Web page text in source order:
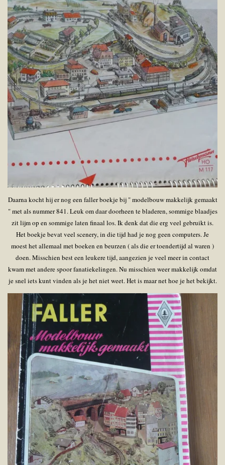
Daarna kocht hij er nog een faller boekje bij " modelbouw makkelijk gemaakt
" met als nummer 841. Leuk om daar doorheen te bladeren, sommige blaadjes
zit lijm op en sommige laten finaal los. Ik denk dat die erg veel gebruikt is.
Het boekje bevat veel scenery, in die tijd had je nog geen computers. Je
moest het allemaal met boeken en beurzen ( als die er toendertijd al waren )
doen. Misschien best een leukere tijd, aangezien je veel meer in contact
kwam met andere spoor fanatiekelingen. Nu misschien weer makkelijk omdat
je snel iets kunt vinden als je het niet weet. Het is maar net hoe je het bekijkt.